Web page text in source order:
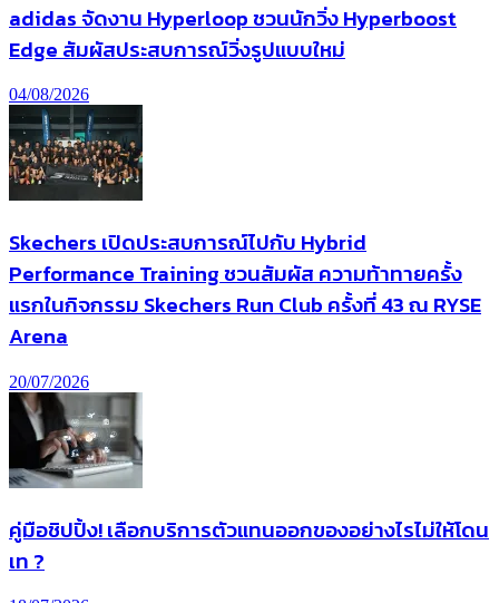
adidas จัดงาน Hyperloop ชวนนักวิ่ง Hyperboost
Edge สัมผัสประสบการณ์วิ่งรูปแบบใหม่
04/08/2026
Skechers เปิดประสบการณ์ไปกับ Hybrid
Performance Training ชวนสัมผัส ความท้าทายครั้ง
แรกในกิจกรรม Skechers Run Club ครั้งที่ 43 ณ RYSE
Arena
20/07/2026
คู่มือชิปปิ้ง! เลือกบริการตัวแทนออกของอย่างไรไม่ให้โดน
เท ?